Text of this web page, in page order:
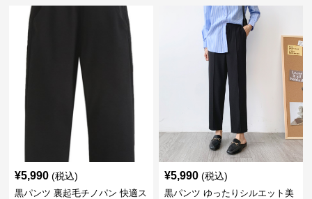
¥5,990 (税込)
黒パンツ 裏起毛チノパン 快適ス
¥5,990 (税込)
黒パンツ ゆったりシルエット美